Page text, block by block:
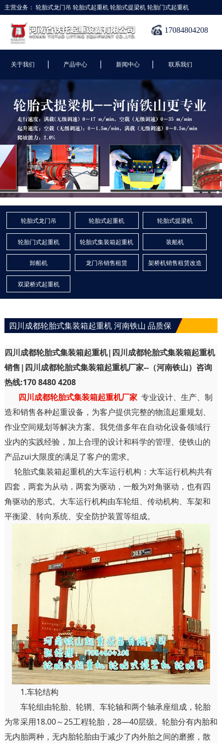
主营业务： 轮胎式龙门吊 轮胎式起重机轮胎式提梁机轮胎门式起重机
17084804208
关于我们 | 产品中心 | 新闻中心 | 联系我们
轮胎式龙门吊 轮胎式起重机 轮胎式提梁机
轮胎门式起重机 轮胎式集装箱起重机 装船机
卸船机 龙门吊销售租赁 架桥机销售租赁改造
双梁桥式起重机
四川成都轮胎式集装箱起重机 河南铁山 品质保
四川成都轮胎式集装箱起重机|四川成都轮胎式集装箱起重机
销售|四川成都轮胎式集装箱起重机厂家--（河南铁山）咨询
热线:170 8480 4208
四川成都轮胎式集装箱起重机厂家 专业设计、生产、制
造和销售各种起重设备，为客户提供完整的物流起重规划、
作业空间规划等解决方案。我凭借多年在自动化设备领域行
业内的实践经验，加上合理的设计和科学的管理、使铁山的
产品zui大限度的满足了客户的需求。
轮胎式集装箱起重机的大车运行机构：大车运行机构共有
四套，两套为从动，两套为驱动，一般为对角驱动，也有四
角驱动的形式。大车运行机构由车轮组、传动机构、车架和
平衡梁、转向系统、安全防护装置等组成。
1.车轮结构
车轮组由轮胎、轮辋、车轮轴和两个轴承座组成，轮胎
为常采用18.00～25工程轮胎，28—40层级。轮胎分有内胎和
无内胎两种，无内胎轮胎由于减少了内外胎之间的磨擦，散